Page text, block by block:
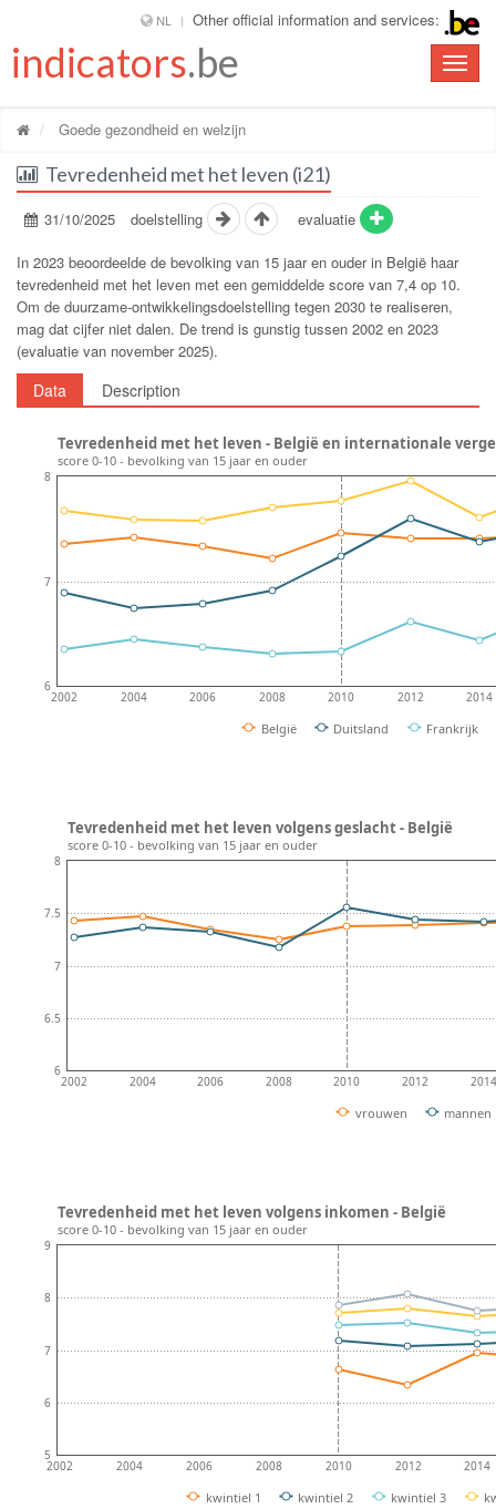
NL Other official information and services:
Toggle
indicators.be
Goede gezondheid en welzijn
Tevredenheid met het leven (i21)
31/10/2025 doelstelling evaluatie
In 2023 beoordeelde de bevolking van 15 jaar en ouder in België haar
tevredenheid met het leven met een gemiddelde score van 7,4 op 10.
Om de duurzame-ontwikkelingsdoelstelling tegen 2030 te realiseren,
mag dat cijfer niet dalen. De trend is gunstig tussen 2002 en 2023
(evaluatie van november 2025).
Data Description
2002 2004 2006 2008 2010 2012 2014
6
7
8
België Duitsland Frankrijk
Tevredenheid met het leven - België en internationale
score 0-10 - bevolking van 15 jaar en ouder
2002 2004 2006 2008 2010 2012 2014
6
6.5
7
7.5
8
vrouwen mannen
Tevredenheid met het leven volgens geslacht - België
score 0-10 - bevolking van 15 jaar en ouder
2002 2004 2006 2008 2010 2012 2014
5
6
7
8
9
kwintiel 1 kwintiel 2 kwintiel 3
Tevredenheid met het leven volgens inkomen - België
score 0-10 - bevolking van 15 jaar en ouder